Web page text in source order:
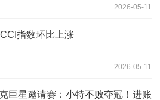
2026-05-11
指数环比上涨
2026-05-11
巨星邀请赛：小特不败夺冠！进账